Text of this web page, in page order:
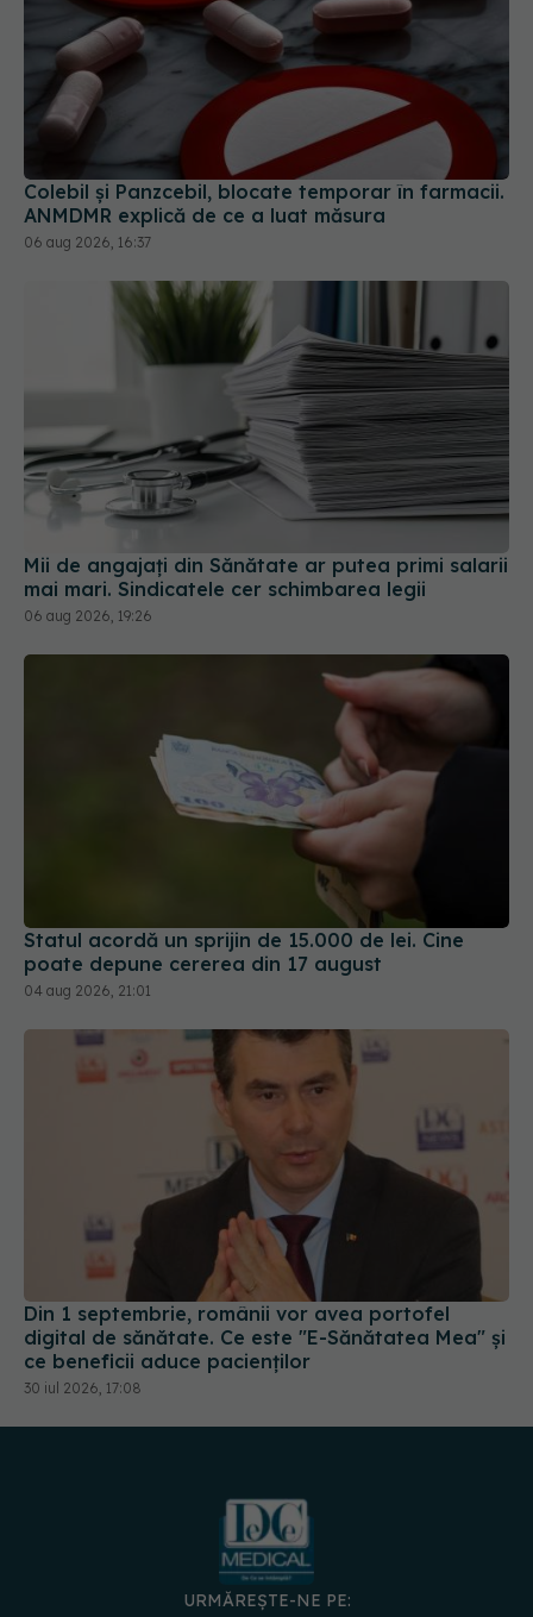
Colebil și Panzcebil, blocate temporar în farmacii.
ANMDMR explică de ce a luat măsura
06 aug 2026, 16:37
Mii de angajați din Sănătate ar putea primi salarii
mai mari. Sindicatele cer schimbarea legii
06 aug 2026, 19:26
Statul acordă un sprijin de 15.000 de lei. Cine
poate depune cererea din 17 august
04 aug 2026, 21:01
Din 1 septembrie, românii vor avea portofel
digital de sănătate. Ce este "E-Sănătatea Mea" și
ce beneficii aduce pacienților
30 iul 2026, 17:08
URMĂREȘTE-NE PE: